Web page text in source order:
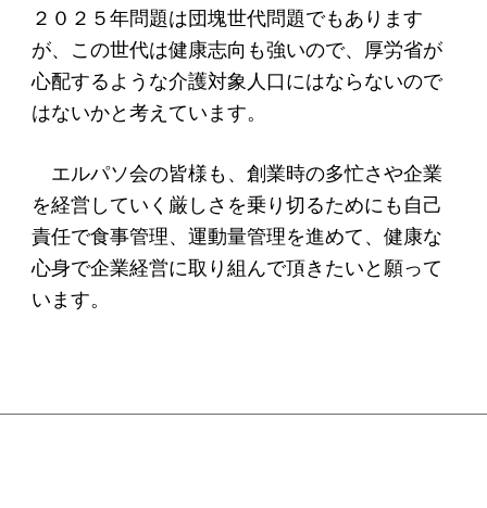
２０２５年問題は団塊世代問題でもあります
が、この世代は健康志向も強いので、厚労省が
心配するような介護対象人口にはならないので
はないかと考えています。
エルパソ会の皆様も、創業時の多忙さや企業
を経営していく厳しさを乗り切るためにも自己
責任で食事管理、運動量管理を進めて、健康な
心身で企業経営に取り組んで頂きたいと願って
います。